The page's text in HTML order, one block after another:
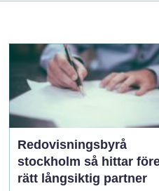
Redovisningsbyrå
stockholm så hittar företag
rätt långsiktig partner